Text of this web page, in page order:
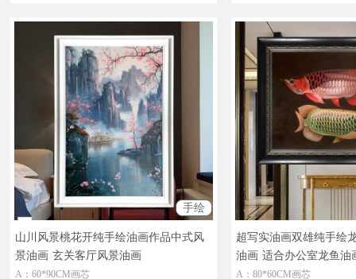
手绘
山川风景桃花开纯手绘油画作品中式风
景油画 玄关客厅风景油画
A：60*90CM画芯
超写实油画双雄纯手绘
油画 适合办公室龙鱼油
A：80*60CM画芯